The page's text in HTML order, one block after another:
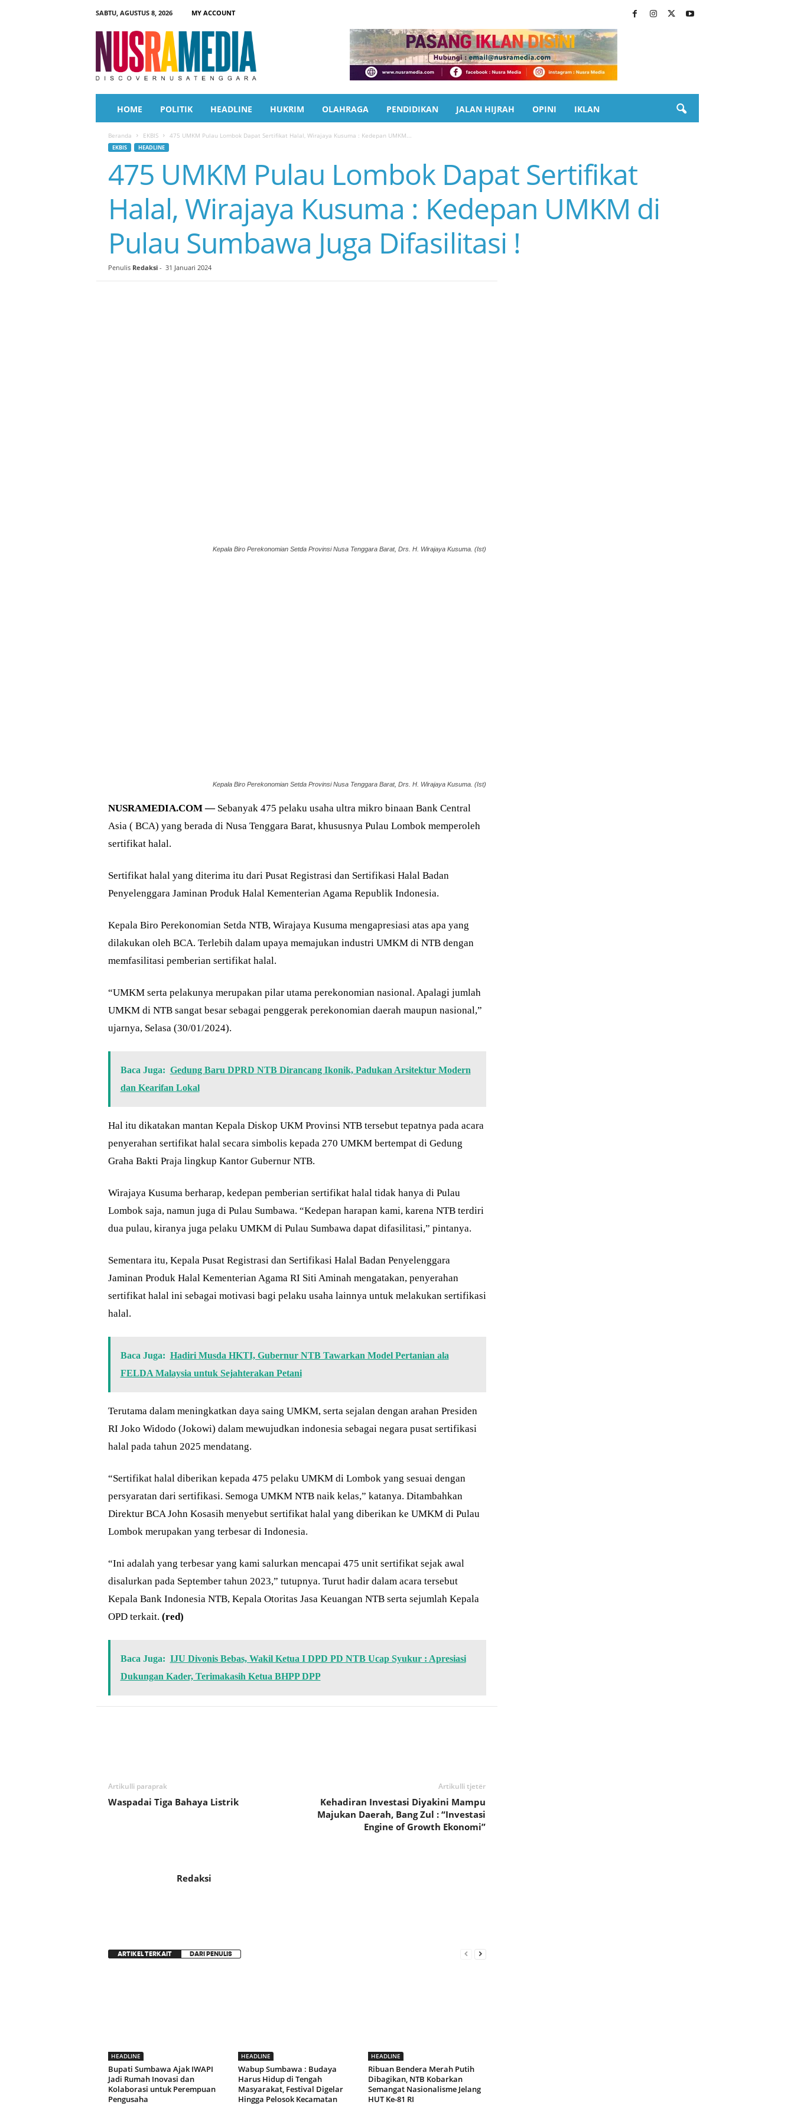
SABTU, AGUSTUS 8, 2026
MY ACCOUNT
a
HOME POLITIK HEADLINE HUKRIM OLAHRAGA PENDIDIKAN JALAN HIJRAH OPINI IKLAN
Beranda EKBIS 475 UMKM Pulau Lombok Dapat Sertifikat Halal, Wirajaya Kusuma : Kedepan UMKM...
EKBIS HEADLINE
475 UMKM Pulau Lombok Dapat Sertifikat
Halal, Wirajaya Kusuma : Kedepan UMKM di
Pulau Sumbawa Juga Difasilitasi !
Penulis Redaksi- 31 Januari 2024
Kepala Biro Perekonomian Setda Provinsi Nusa Tenggara Barat, Drs. H. Wirajaya Kusuma. (Ist)
Kepala Biro Perekonomian Setda Provinsi Nusa Tenggara Barat, Drs. H. Wirajaya Kusuma. (Ist)
NUSRAMEDIA.COM —Sebanyak 475 pelaku usaha ultra mikro binaan Bank Central
Asia ( BCA) yang berada di Nusa Tenggara Barat, khususnya Pulau Lombok memperoleh
sertifikat halal.
Sertifikat halal yang diterima itu dari Pusat Registrasi dan Sertifikasi Halal Badan
Penyelenggara Jaminan Produk Halal Kementerian Agama Republik Indonesia.
Kepala Biro Perekonomian Setda NTB, Wirajaya Kusuma mengapresiasi atas apa yang
dilakukan oleh BCA. Terlebih dalam upaya memajukan industri UMKM di NTB dengan
memfasilitasi pemberian sertifikat halal.
“UMKM serta pelakunya merupakan pilar utama perekonomian nasional. Apalagi jumlah
UMKM di NTB sangat besar sebagai penggerak perekonomian daerah maupun nasional,”
ujarnya, Selasa (30/01/2024).
Baca Juga: Gedung Baru DPRD NTB Dirancang Ikonik, Padukan Arsitektur Modern
dan Kearifan Lokal
Hal itu dikatakan mantan Kepala Diskop UKM Provinsi NTB tersebut tepatnya pada acara
penyerahan sertifikat halal secara simbolis kepada 270 UMKM bertempat di Gedung
Graha Bakti Praja lingkup Kantor Gubernur NTB.
Wirajaya Kusuma berharap, kedepan pemberian sertifikat halal tidak hanya di Pulau
Lombok saja, namun juga di Pulau Sumbawa. “Kedepan harapan kami, karena NTB terdiri
dua pulau, kiranya juga pelaku UMKM di Pulau Sumbawa dapat difasilitasi,” pintanya.
Sementara itu, Kepala Pusat Registrasi dan Sertifikasi Halal Badan Penyelenggara
Jaminan Produk Halal Kementerian Agama RI Siti Aminah mengatakan, penyerahan
sertifikat halal ini sebagai motivasi bagi pelaku usaha lainnya untuk melakukan sertifikasi
halal.
Baca Juga: Hadiri Musda HKTI, Gubernur NTB Tawarkan Model Pertanian ala
FELDA Malaysia untuk Sejahterakan Petani
Terutama dalam meningkatkan daya saing UMKM, serta sejalan dengan arahan Presiden
RI Joko Widodo (Jokowi) dalam mewujudkan indonesia sebagai negara pusat sertifikasi
halal pada tahun 2025 mendatang.
“Sertifikat halal diberikan kepada 475 pelaku UMKM di Lombok yang sesuai dengan
persyaratan dari sertifikasi. Semoga UMKM NTB naik kelas,” katanya. Ditambahkan
Direktur BCA John Kosasih menyebut sertifikat halal yang diberikan ke UMKM di Pulau
Lombok merupakan yang terbesar di Indonesia.
“Ini adalah yang terbesar yang kami salurkan mencapai 475 unit sertifikat sejak awal
disalurkan pada September tahun 2023,” tutupnya. Turut hadir dalam acara tersebut
Kepala Bank Indonesia NTB, Kepala Otoritas Jasa Keuangan NTB serta sejumlah Kepala
OPD terkait. (red)
Baca Juga: IJU Divonis Bebas, Wakil Ketua I DPD PD NTB Ucap Syukur : Apresiasi
Dukungan Kader, Terimakasih Ketua BHPP DPP
Artikulli paraprak
Waspadai Tiga Bahaya Listrik
Artikulli tjetër
Kehadiran Investasi Diyakini Mampu
Majukan Daerah, Bang Zul : “Investasi
Engine of Growth Ekonomi”
Redaksi
ARTIKEL TERKAIT DARI PENULIS
HEADLINE
Bupati Sumbawa Ajak IWAPI
Jadi Rumah Inovasi dan
Kolaborasi untuk Perempuan
Pengusaha
HEADLINE
Wabup Sumbawa : Budaya
Harus Hidup di Tengah
Masyarakat, Festival Digelar
Hingga Pelosok Kecamatan
HEADLINE
Ribuan Bendera Merah Putih
Dibagikan, NTB Kobarkan
Semangat Nasionalisme Jelang
HUT Ke-81 RI